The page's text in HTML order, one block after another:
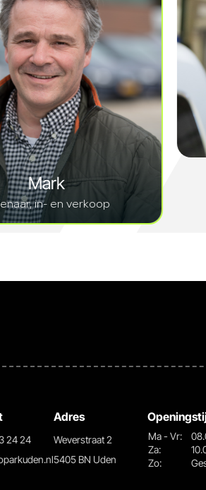
Mark
in- en verkoop
24 24
Adres
Weverstraat 2
5405 BN Uden
Ma - Vr:
Za:
Zo: